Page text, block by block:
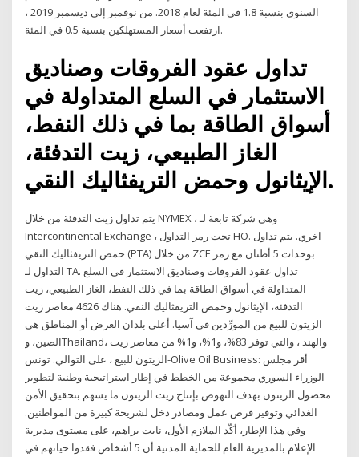
السنوي بنسبة 1.8 في المئة لعام 2018. من نوفمبر إلى ديسمبر 2019 ،
ارتفعت أسعار المستهلكين بنسبة 0.5 في المئة.
تداول عقود الفروقات وصناديق
الاستثمار في السلع المتداولة في
أسواق الطاقة بما في ذلك النفط،
الغاز الطبيعي، زيت التدفئة،
الإيثانول وحمض التريفثاليك النقي.
يتم تداول زيت التدفئة من خلال NYMEX ، وهي شركة تابعة لـ
Intercontinental Exchange ، تحت رمز التداول HO. اخري. يتم تداول
حمض التريفثاليك النقي (PTA) من خلال ZCE بوحدات 5 أطنان مع رمز
التداول لـ TA. تداول عقود الفروقات وصناديق الاستثمار في السلع
المتداولة في أسواق الطاقة بما في ذلك النفط، الغاز الطبيعي، زيت
التدفئة، الإيثانول وحمض التريفثاليك النقي. هناك 4626 معاصر زيت
الزيتون للبيع من المورِّدين في آسيا. أعلى بلدان العرض أو المناطق هي
الصين، وThailand، والهند ، والتي توفر 83%، و1%، و1% من معاصر زيت
الزيتون للبيع ، على التوالي. تونس-Olive Oil Business: أقر مجلس
الوزراء السوري مجموعة من الخطط في إطار استراتيجية وطنية لتطوير
محصول الزيتون بهدف النهوض بإنتاج زيت الزيتون ما يسهم بتحقيق الأمن
الغذائي وتوفير فرص عمل ومصادر دخل لشريحة كبيرة من المواطنين.
وفي هذا الإطار، أكّد الملازم الأول، نايت براهم، على مستوى مديرية
الإعلام بالمديرية العام للحماية المدنية أن 5 أشخاص فقدوا حياتهم في